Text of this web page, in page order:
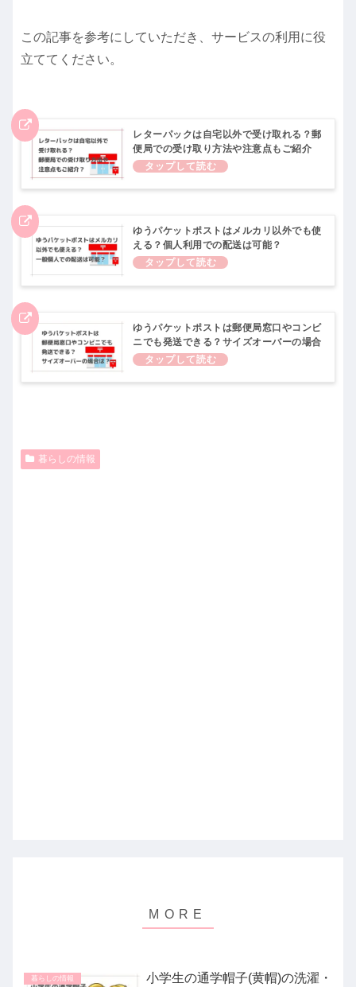
この記事を参考にしていただき、サービスの利用に役
立ててください。
レターパックは自宅以外で受け取れる？郵
便局での受け取り方法や注意点もご紹介
ゆうパケットポストはメルカリ以外でも使
える？個人利用での配送は可能？
ゆうパケットポストは郵便局窓口やコンビ
ニでも発送できる？サイズオーバーの場合
は？
暮らしの情報
暮らしの情報
小学生の通学帽子(黄帽)の洗濯・